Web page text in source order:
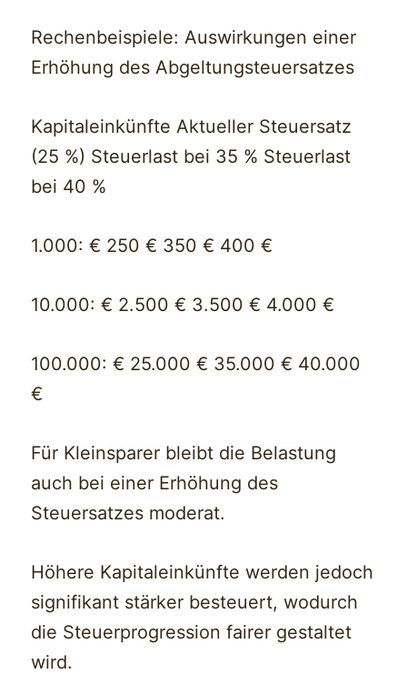
Rechenbeispiele: Auswirkungen einer
Erhöhung des Abgeltungsteuersatzes
Kapitaleinkünfte Aktueller Steuersatz
(25 %) Steuerlast bei 35 % Steuerlast
bei 40 %
1.000: € 250 € 350 € 400 €
10.000: € 2.500 € 3.500 € 4.000 €
100.000: € 25.000 € 35.000 € 40.000
€
Für Kleinsparer bleibt die Belastung
auch bei einer Erhöhung des
Steuersatzes moderat.
Höhere Kapitaleinkünfte werden jedoch
signifikant stärker besteuert, wodurch
die Steuerprogression fairer gestaltet
wird.